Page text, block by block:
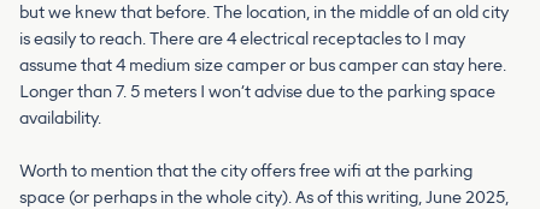
but we knew that before. The location, in the middle of an old city
is easily to reach. There are 4 electrical receptacles to I may
assume that 4 medium size camper or bus camper can stay here.
Longer than 7. 5 meters I won’t advise due to the parking space
availability.
Worth to mention that the city offers free wifi at the parking
space (or perhaps in the whole city). As of this writing, June 2025,